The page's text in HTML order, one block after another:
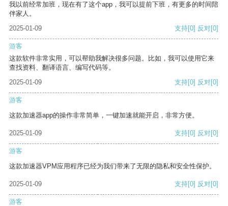
我以前经常加班，现在有了这个app，我可以提前下班，有更多的时间陪
伴家人。
2025-01-09
支持[0] 反对[0]
游客
这款软件非常实用，可以帮助我解决很多问题。比如，我可以使用它来
查找资料、翻译语言、编写代码等。
2025-01-09
支持[0] 反对[0]
游客
这款加速器app的操作非常简单，一键加速就能开启，非常方便。
2025-01-09 支持[0] 反对[0]
游客
这款加速器VPM应用程序已经为我们带来了无限的隐私和安全性保护。
2025-01-09 支持[0] 反对[0]
游客